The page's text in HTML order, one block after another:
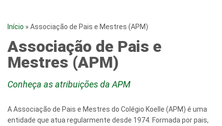
Início » Associação de Pais e Mestres (APM)
Associação de Pais e
Mestres (APM)
Conheça as atribuições da APM
A Associação de Pais e Mestres do Colégio Koelle (APM) é uma
entidade que atua regularmente desde 1974. Formada por pais,